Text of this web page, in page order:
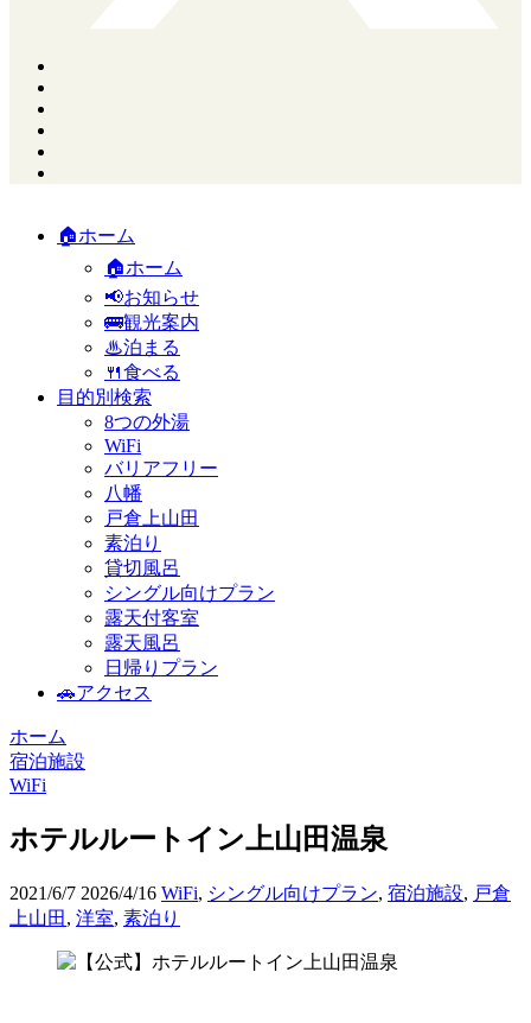
🏠ホーム
🏠ホーム
📢お知らせ
🚌観光案内
♨泊まる
🍴食べる
目的別検索
8つの外湯
WiFi
バリアフリー
八幡
戸倉上山田
素泊り
貸切風呂
シングル向けプラン
露天付客室
露天風呂
日帰りプラン
🚗アクセス
ホーム
宿泊施設
WiFi
ホテルルートイン上山田温泉
2021/6/7 2026/4/16 WiFi, シングル向けプラン, 宿泊施設, 戸倉
上山田 , 洋室, 素泊り